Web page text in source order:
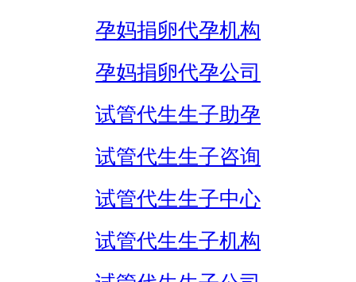
孕妈捐卵代孕机构
孕妈捐卵代孕公司
试管代生生子助孕
试管代生生子咨询
试管代生生子中心
试管代生生子机构